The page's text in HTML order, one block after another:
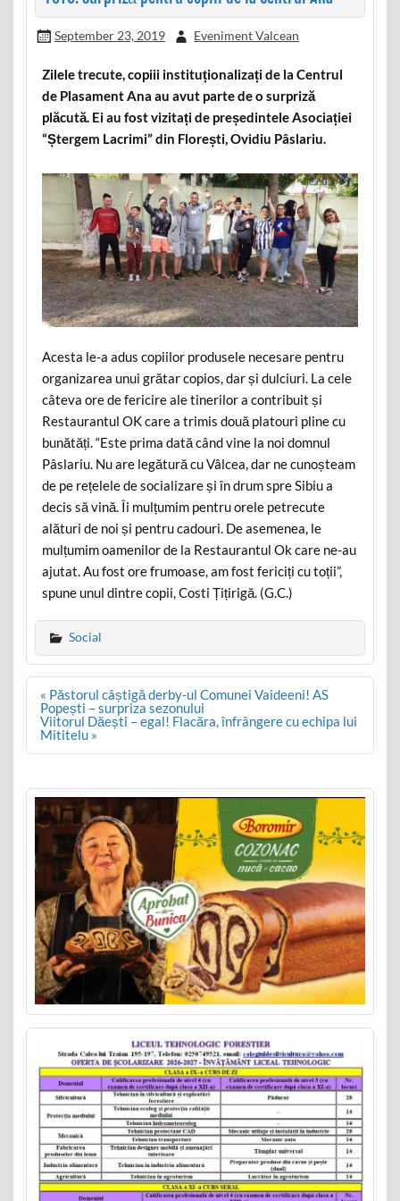
September 23, 2019 Eveniment Valcean
Zilele trecute, copiii instituționalizați de la Centrul
de Plasament Ana au avut parte de o surpriză
plăcută. Ei au fost vizitați de președintele Asociației
“Ștergem Lacrimi” din Florești, Ovidiu Pâslariu.
Acesta le-a adus copiilor produsele necesare pentru
organizarea unui grătar copios, dar și dulciuri. La cele
câteva ore de fericire ale tinerilor a contribuit și
Restaurantul OK care a trimis două platouri pline cu
bunătăți. “Este prima dată când vine la noi domnul
Pâslariu. Nu are legătură cu Vâlcea, dar ne cunoșteam
de pe rețelele de socializare și în drum spre Sibiu a
decis să vină. Îi mulțumim pentru orele petrecute
alături de noi și pentru cadouri. De asemenea, le
mulțumim oamenilor de la Restaurantul Ok care ne-au
ajutat. Au fost ore frumoase, am fost fericiți cu toții”,
spune unul dintre copii, Costi Țițirigă. (G.C.)
Social
Post
navigation
« Păstorul câștigă derby-ul Comunei Vaideeni! AS
Popești – surpriza sezonului
Viitorul Dăești – egal! Flacăra, înfrângere cu echipa lui
Mititelu »